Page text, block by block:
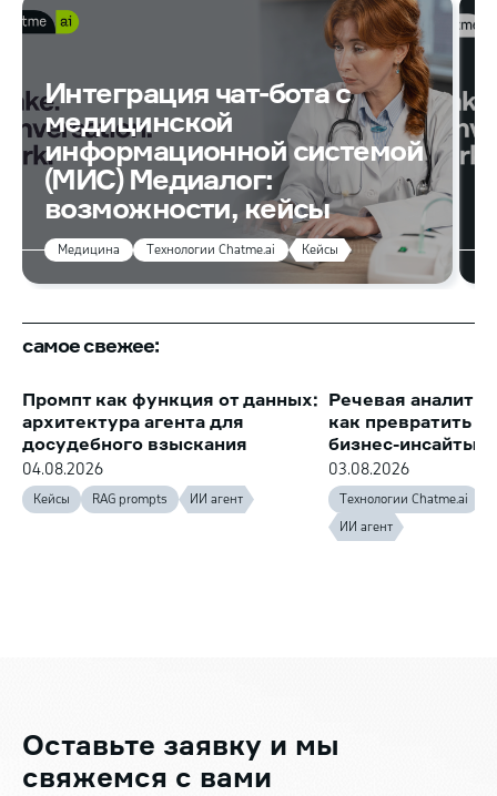
Интеграция чат-бота с
медицинской
информационной системой
(МИС) Медиалог:
возможности, кейсы
Медицина Технологии Chatme.ai Кейсы
самое свежее:
Промпт как функция от данных:
архитектура агента для
досудебного взыскания
04.08.2026
Кейсы RAG prompts ИИ агент
Речевая
как превратить
бизнес-инсайты
03.08.2026
Технологии Chatme.ai
ИИ агент
Оставьте заявку и мы
свяжемся с вами